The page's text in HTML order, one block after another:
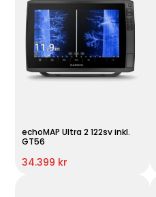
echoMAP Ultra 2 122sv inkl.
GT56
34.399 kr